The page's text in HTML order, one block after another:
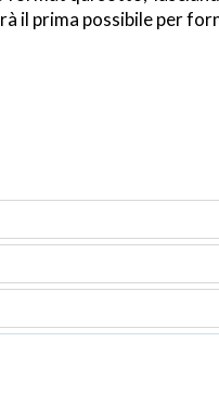
il prima possibile per